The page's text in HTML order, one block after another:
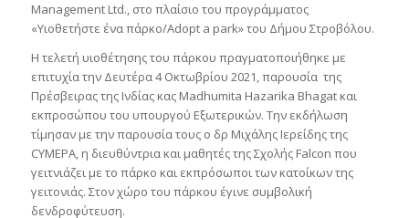
Management Ltd., στο πλαίσιο του προγράμματος
«Υιοθετήστε ένα πάρκο/Adopt a park» του Δήμου Στροβόλου.
Η τελετή υιοθέτησης του πάρκου πραγματοποιήθηκε με
επιτυχία την Δευτέρα 4 Οκτωβρίου 2021, παρουσία της
Πρέσβειρας της Ινδίας κας Madhumita Hazarika Bhagat και
εκπροσώπου του υπουργού Εξωτερικών. Την εκδήλωση
τίμησαν με την παρουσία τους ο δρ Μιχάλης Ιερείδης της
CYMEPA, η διευθύντρια και μαθητές της Σχολής Falcon που
γειτνιάζει με το πάρκο και εκπρόσωποι των κατοίκων της
γειτονιάς. Στον χώρο του πάρκου έγινε συμβολική
δενδροφύτευση.